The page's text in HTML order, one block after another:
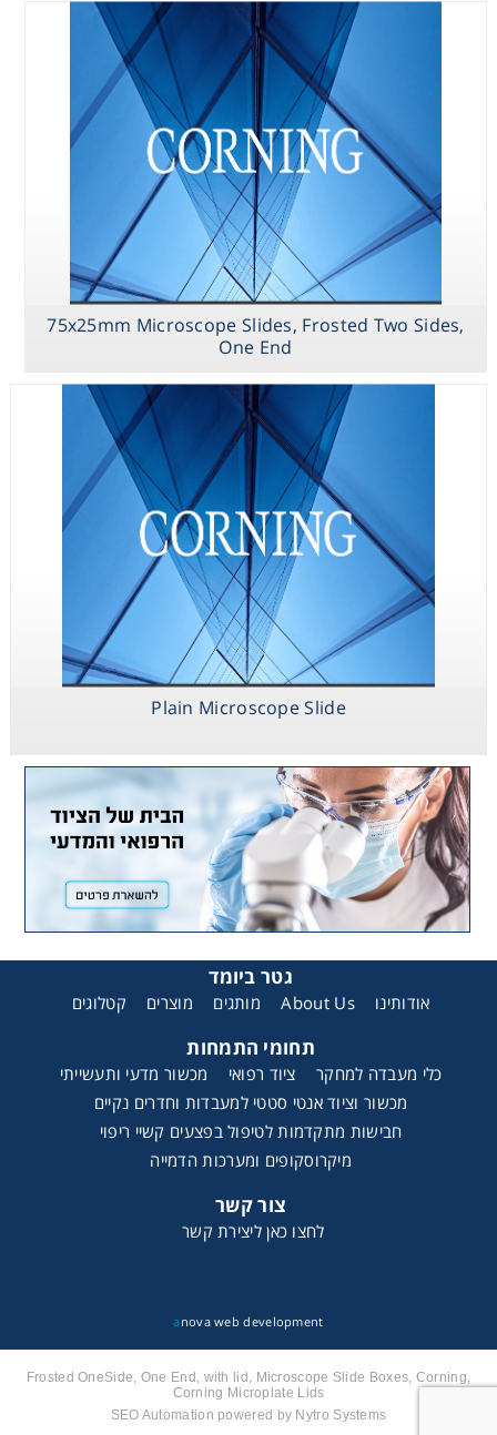
75x25mm Microscope Slides, Frosted Two Sides,
One End
Plain Microscope Slide
גטר ביומד
אודותינו About Us מותגים מוצרים קטלוגים
תחומי התמחות
כלי מעבדה למחקר ציוד רפואי
מכשור מדעי ותעשייתי
מכשור וציוד אנטי סטטי למעבדות וחדרים נקיים
חבישות מתקדמות לטיפול בפצעים קשיי ריפוי
מיקרוסקופים ומערכות הדמייה
צור קשר
לחצו כאן ליצירת קשר
a nova web development
Frosted OneSide, One End, with lid, Microscope Slide Boxes, Corning,
Corning Microplate Lids
SEO Automation powered by Nytro Systems
Microscope
Slides, Frosted
Two Sides, One
End
Plain
Microscope
Slide